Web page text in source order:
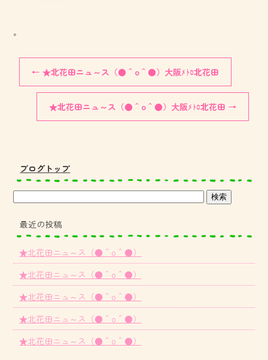
。
← ★北花田ニュ～ス（●＾o＾●）大阪ﾒﾄﾛ北花田
★北花田ニュ～ス（●＾o＾●）大阪ﾒﾄﾛ北花田 →
ブログトップ
最近の投稿
★北花田ニュ～ス（●＾o＾●）
★北花田ニュ～ス（●＾o＾●）
★北花田ニュ～ス（●＾o＾●）
★北花田ニュ～ス（●＾o＾●）
★北花田ニュ～ス（●＾o＾●）